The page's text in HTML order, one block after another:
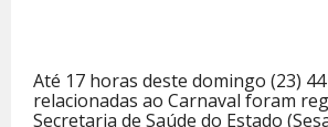
Até 17 horas deste domingo (23)
relacionadas ao Carnaval foram
Secretaria de Saúde do Estado